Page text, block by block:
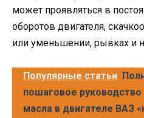
может проявляться в
оборотов двигателя,
или уменьшении, рывках и
Популярные статьи
пошаговое
масла в двигателе ВАЗ